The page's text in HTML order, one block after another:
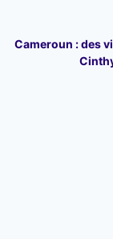
Cameroun : des